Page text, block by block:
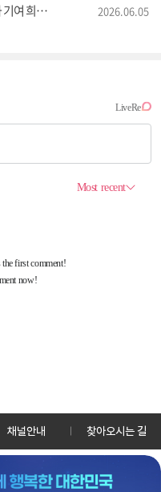
희망" 2026.06.05
채널안내 찾아오시는 길
13 한국정책방송원 KTV
8000